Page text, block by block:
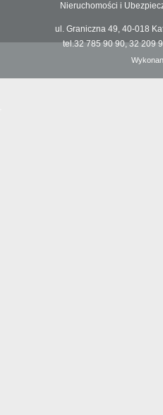
Nieruchomości i
ul. Graniczna 49, 40-018
tel.32 785 90 90, 32 209